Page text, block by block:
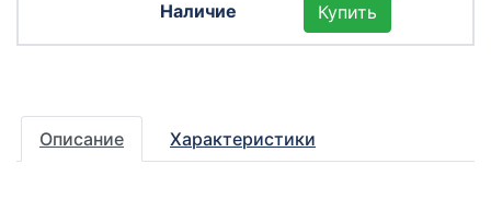
Купить
Описание Характеристики